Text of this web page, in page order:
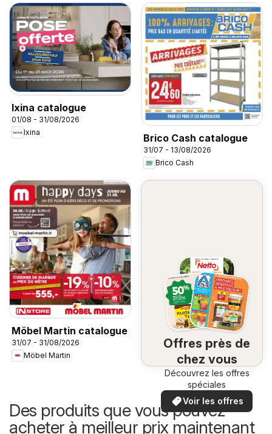
Ixina catalogue
01/08 - 31/08/2026
Ixina
Brico Cash catalogue
31/07 - 13/08/2026
Brico Cash
Möbel Martin catalogue
31/07 - 31/08/2026
Möbel Martin
Offres près de
chez vous
Découvrez les offres
spéciales
Voir les offres
Des produits que vous pouvez
acheter à meilleur prix maintenant